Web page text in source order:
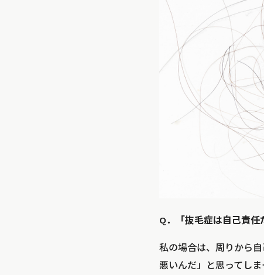
Q．「抜毛症は自己責任
私の場合は、周りから
悪いんだ」と思ってし